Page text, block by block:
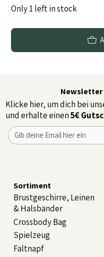
Only 1 left in stock
Sortiment
Brustgeschirre, Leinen
& Halsbänder
Crossbody Bag
Spielzeug
Faltnapf
Newsletter
Klicke hier, um dich bei
und erhalte einen5€